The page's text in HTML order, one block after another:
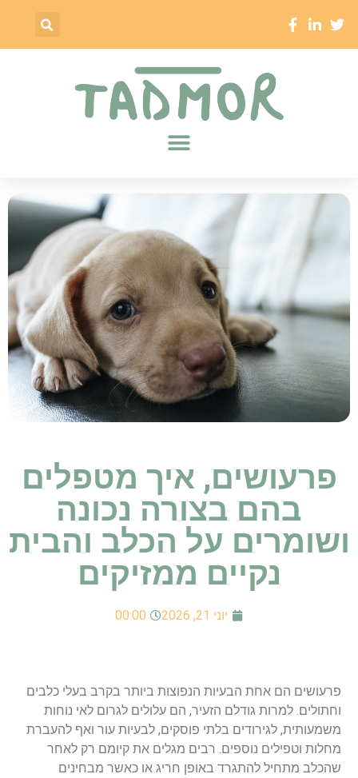
פרעושים, איך מטפלים
בהם בצורה נכונה
ושומרים על הכלב והבית
נקיים ממזיקים
יוני 21, 2026 00:00
פרעושים הם אחת הבעיות הנפוצות ביותר בקרב בעלי כלבים
וחתולים. למרות גודלם הזעיר, הם עלולים לגרום לאי נוחות
משמעותית, לגירודים בלתי פוסקים, לבעיות עור ואף להעברת
מחלות וטפילים נוספים. רבים מגלים את קיומם רק לאחר
שהכלב מתחיל להתגרד באופן חריג או כאשר מבחינים